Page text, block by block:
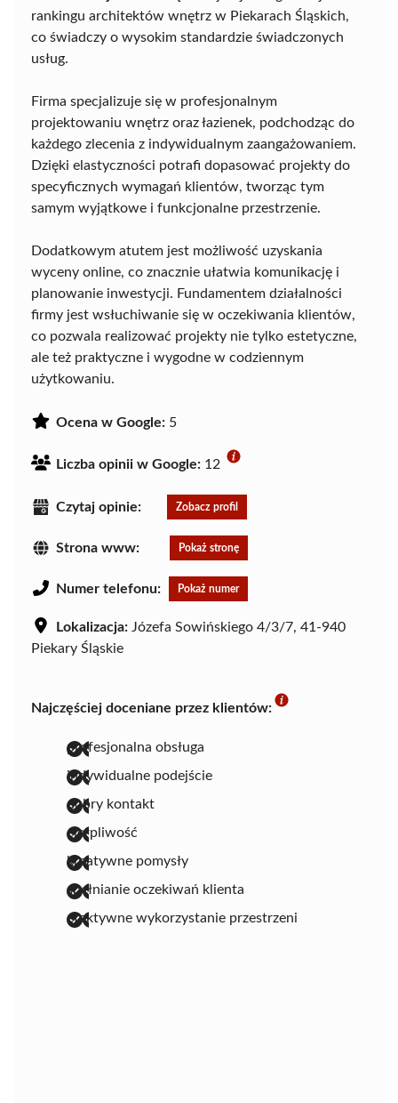
rankingu architektów wnętrz w Piekarach Śląskich,
co świadczy o wysokim standardzie świadczonych
usług.
Firma specjalizuje się w profesjonalnym
projektowaniu wnętrz oraz łazienek, podchodząc do
każdego zlecenia z indywidualnym zaangażowaniem.
Dzięki elastyczności potrafi dopasować projekty do
specyficznych wymagań klientów, tworząc tym
samym wyjątkowe i funkcjonalne przestrzenie.
Dodatkowym atutem jest możliwość uzyskania
wyceny online, co znacznie ułatwia komunikację i
planowanie inwestycji. Fundamentem działalności
firmy jest wsłuchiwanie się w oczekiwania klientów,
co pozwala realizować projekty nie tylko estetyczne,
ale też praktyczne i wygodne w codziennym
użytkowaniu.
Ocena w Google: 5
Liczba opinii w Google: 12
Czytaj opinie: Zobacz profil
Strona www: Pokaż stronę
Numer telefonu: Pokaż numer
Lokalizacja: Józefa Sowińskiego 4/3/7, 41-940
Piekary Śląskie
Najczęściej doceniane przez klientów:
profesjonalna obsługa
indywidualne podejście
dobry kontakt
cierpliwość
kreatywne pomysły
spełnianie oczekiwań klienta
efektywne wykorzystanie przestrzeni